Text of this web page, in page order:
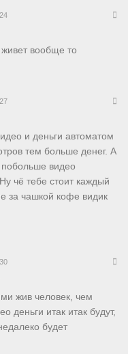
вообще то
и деньги автоматом
тем больше денег. А
видео
чё тебе стоит каждый
за чашкой кофе видик
жив человек, чем
деньги итак итак будут,
будет